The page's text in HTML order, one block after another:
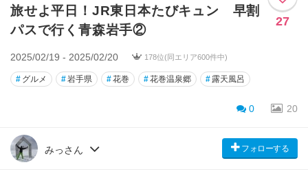
旅せよ平日！JR東日本たびキュン 早割
パスで行く青森岩手②
27
2025/02/19 - 2025/02/20 178位(同エリア600件中)
# グルメ #岩手県 #花巻 #花巻温泉郷 # 露天風呂
0 20
みっさん フォローする